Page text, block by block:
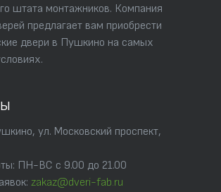
штата монтажников. Компания
предлагает вам приобрести
двери в Пушкино на самых
ул. Московский проспект,
ПН-ВС с 9.00 до 21.00
zakaz@dveri-fab.ru